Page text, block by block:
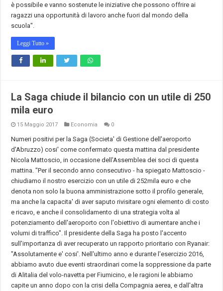
è possibile e vanno sostenute le iniziative che possono offrire ai
ragazzi una opportunità di lavoro anche fuori dal mondo della
scuola".
Leggi Tutto »
La Saga chiude il bilancio con un utile di 250
mila euro
15 Maggio 2017 Economia 0
Numeri positivi per la Saga (Societa' di Gestione dell'aeroporto
d'Abruzzo) cosi' come confermato questa mattina dal presidente
Nicola Mattoscio, in occasione dell'Assemblea dei soci di questa
mattina. "Per il secondo anno consecutivo - ha spiegato Mattoscio -
chiudiamo il nostro esercizio con un utile di 252mila euro e che
denota non solo la buona amministrazione sotto il profilo generale,
ma anche la capacita' di aver saputo rivisitare ogni elemento di costo
e ricavo, e anche il consolidamento di una strategia volta al
potenziamento dell'aeroporto con l'obiettivo di aumentare anche i
volumi di traffico". Il presidente della Saga ha posto l'accento
sull'importanza di aver recuperato un rapporto prioritario con Ryanair:
"Assolutamente e' cosi'. Nell'ultimo anno e durante l'esercizio 2016,
abbiamo avuto due eventi straordinari come la soppressione da parte
di Alitalia del volo-navetta per Fiumicino, e le ragioni le abbiamo
capite un anno dopo con la crisi della Compagnia aerea, e dall'altra